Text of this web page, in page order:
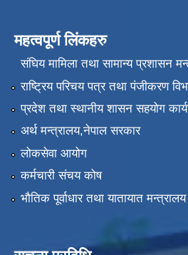
महत्वपूर्ण लिंकहरु
संघिय मामिला तथा सामान्य प्रशासन
राष्ट्रिय परिचय पत्र तथा पंजीकरण
प्रदेश तथा स्थानीय शासन सहयोग
अर्थ मन्त्रालय,नेपाल सरकार
लोकसेवा आयोग
कर्मचारी संचय कोष
भौतिक पूर्वाधार तथा यातायात मन्त्रालय